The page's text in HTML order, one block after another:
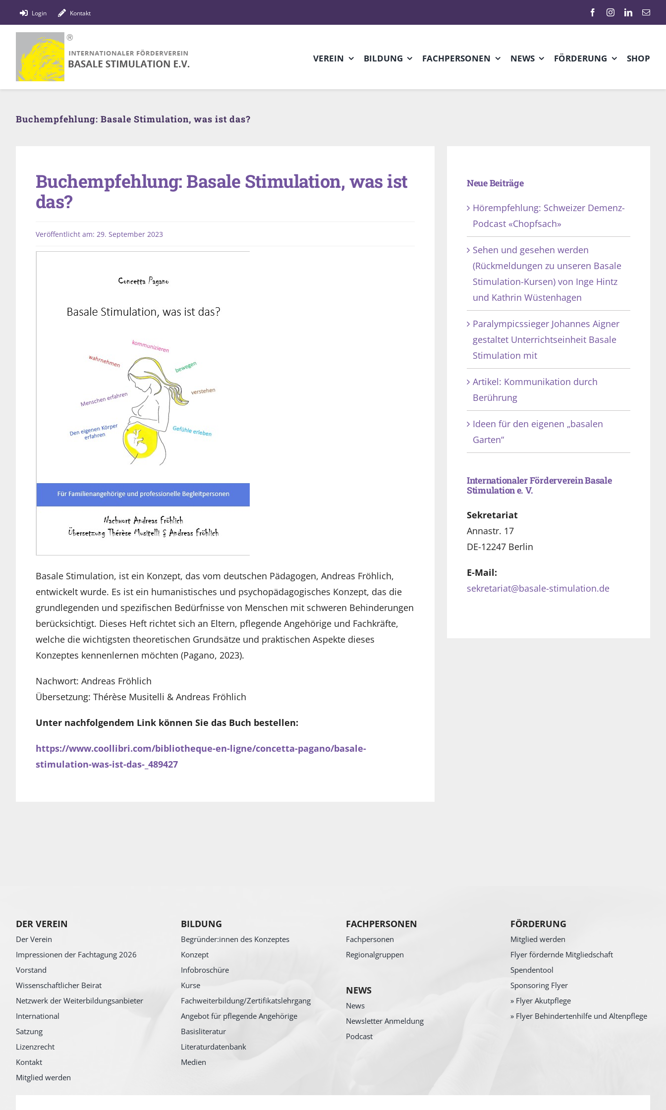
Inhalt
Login Kontakt
VEREIN BILDUNG FACHPERSONEN NEWS FÖRDERUNG SHOP
Buchempfehlung: Basale Stimulation, was ist das?
Buchempfehlung: Basale Stimulation, was ist
das?
Veröffentlicht am: 29. September 2023
Basale Stimulation, ist ein Konzept, das vom deutschen Pädagogen, Andreas Fröhlich,
entwickelt wurde. Es ist ein humanistisches und psychopädagogisches Konzept, das die
grundlegenden und spezifischen Bedürfnisse von Menschen mit schweren Behinderungen
berücksichtigt. Dieses Heft richtet sich an Eltern, pflegende Angehörige und Fachkräfte,
welche die wichtigsten theoretischen Grundsätze und praktischen Aspekte dieses
Konzeptes kennenlernen möchten (Pagano, 2023).
Nachwort: Andreas Fröhlich
Übersetzung: Thérèse Musitelli & Andreas Fröhlich
Unter nachfolgendem Link können Sie das Buch bestellen:
https://www.coollibri.com/bibliotheque-en-ligne/concetta-pagano/basale-
stimulation-was-ist-das-_489427
Neue Beiträge
Hörempfehlung: Schweizer Demenz-
Podcast «Chopfsach»
Sehen und gesehen werden
(Rückmeldungen zu unseren Basale
Stimulation-Kursen) von Inge Hintz
und Kathrin Wüstenhagen
Paralympicssieger Johannes Aigner
gestaltet Unterrichtseinheit Basale
Stimulation mit
Artikel: Kommunikation durch
Berührung
Ideen für den eigenen „basalen
Garten“
Internationaler Förderverein Basale
Stimulation e. V.
Sekretariat
Annastr. 17
DE-12247 Berlin
E-Mail:
sekretariat@basale-stimulation.de
DER VEREIN
Der Verein
Impressionen der Fachtagung 2026
Vorstand
Wissenschaftlicher Beirat
Netzwerk der Weiterbildungsanbieter
International
Satzung
Lizenzrecht
Kontakt
Mitglied werden
BILDUNG
Begründer:innen des Konzeptes
Konzept
Infobroschüre
Kurse
Fachweiterbildung/Zertifikatslehrgang
Angebot für pflegende Angehörige
Basisliteratur
Literaturdatenbank
Medien
FACHPERSONEN
Fachpersonen
Regionalgruppen
NEWS
News
Newsletter Anmeldung
Podcast
FÖRDERUNG
Mitglied werden
Flyer fördernde Mitgliedschaft
Spendentool
Sponsoring Flyer
» Flyer Akutpflege
» Flyer Behindertenhilfe und Altenpflege